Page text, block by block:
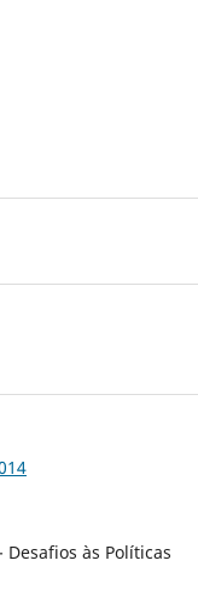
às Políticas